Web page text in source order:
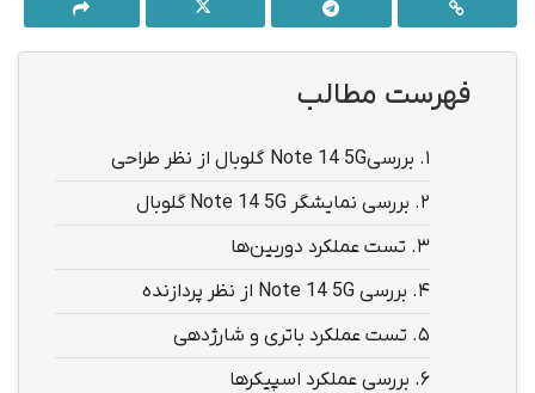
فهرست مطالب
1. بررسیNote 14 5G گلوبال از نظر طراحی
2. بررسی نمایشگر Note 14 5G گلوبال
3. تست عملکرد دوربین‌ها
4. بررسی Note 14 5G از نظر پردازنده
5. تست عملکرد باتری و شارژدهی
6. بررسی عملکرد اسپیکرها